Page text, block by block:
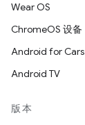
Wear OS
ChromeOS 设备
Android for Cars
Android TV
版本